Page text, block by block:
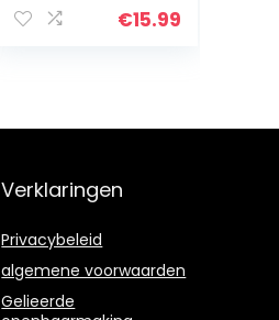
14,8 X 21 cm, €15.99
Verklaringen
Privacybeleid
algemene voorwaarden
Gelieerde